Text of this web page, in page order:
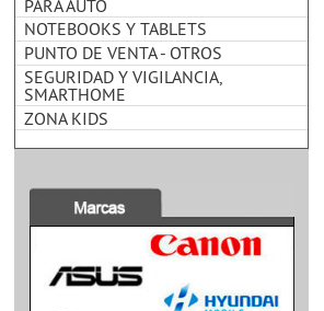
PARA AUTO
NOTEBOOKS Y TABLETS
PUNTO DE VENTA - OTROS
SEGURIDAD Y VIGILANCIA,
SMARTHOME
ZONA KIDS